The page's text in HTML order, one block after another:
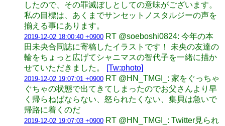
したので、その罪滅ぼしとしての意味がございます。
私の目標は、あくまでサンセットノスタルジーの声を
揃える事にあります。
2019-12-02 18:00:40 +0900 RT @soeboshi0824: 今年の本
田未央合同誌に寄稿したイラストです！ 未央の友達の
輪をちょっと広げてシャニマスの智代子を一緒に描か
せていただきました。
[Tw:photo]
2019-12-02 19:07:01 +0900 RT @HN_TMGI_: 家をぐっちゃ
ぐちゃの状態で出てきてしまったのでお父さんより早
く帰らねばならない、怒られたくない、集貝は急いで
帰路に着くのだ
2019-12-02 19:07:03 +0900 RT @HN_TMGI_: Twitter見られ